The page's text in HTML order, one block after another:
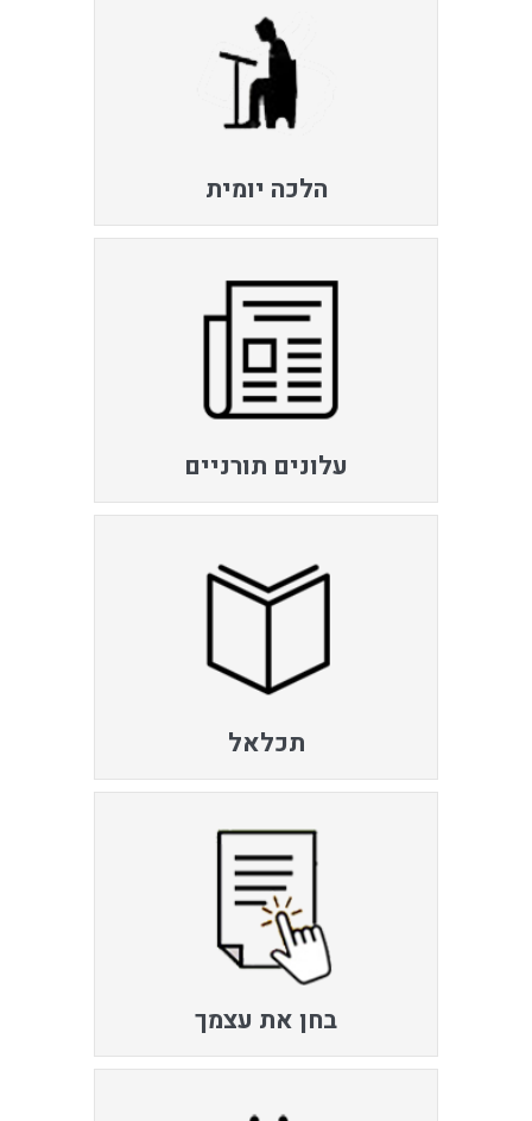
הלכה יומית
עלונים תורניים
תכלאל
בחן את עצמך